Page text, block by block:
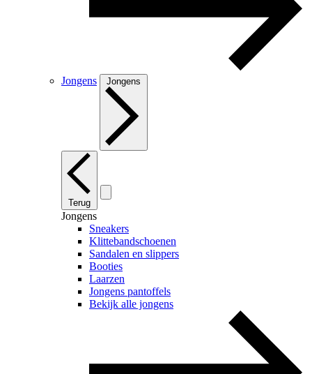
Jongens Jongens
Terug
Jongens
Sneakers
Klittebandschoenen
Sandalen en slippers
Booties
Laarzen
Jongens pantoffels
Bekijk alle jongens